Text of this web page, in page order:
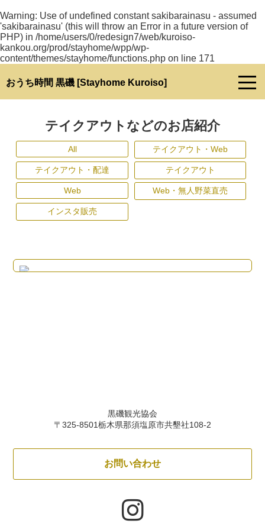
Warning: Use of undefined constant sakibarainasu - assumed
'sakibarainasu' (this will throw an Error in a future version of
PHP) in /home/users/0/redesign7/web/kuroiso-
kankou.org/prod/stayhome/wpp/wp-
content/themes/stayhome/functions.php on line 171
おうち時間 黒磯 [Stayhome Kuroiso]
テイクアウトなどのお店紹介
All テイクアウト・Web
テイクアウト・配達 テイクアウト
Web Web・無人野菜直売
インスタ販売
黒磯観光協会
〒325-8501栃木県那須塩原市共墾社108-2
お問い合わせ